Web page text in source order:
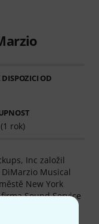
OD
rok)
Inc založil
Musical
New York
Sound Service
DiMarzio - z